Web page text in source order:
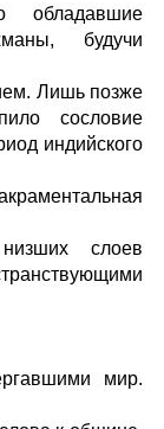
обладавшие
будучи
Лишь позже
сословие
индийского
слоев
мир.